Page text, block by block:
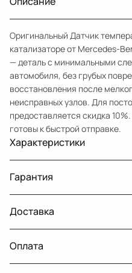
Оригинальный Датчик
катализаторе от Mercedes-
— деталь с минимальными
автомобиля, без грубых
восстановления после
неисправных узлов. Для
предоставляется скидка
готовы к быстрой отправке.
Характеристики
Авто
Год
Тег
Гарантия
Двигатели с навесным или
оборудования
Датчик давления
Доставка
Оплата